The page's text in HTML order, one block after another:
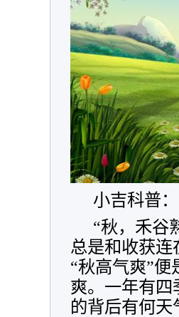
小吉科普
“秋，禾谷
总是和收获
“秋高气爽”
爽。一年有四
的背后有何天